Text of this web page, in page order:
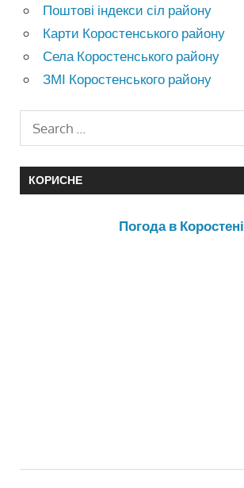
Поштові індекси сіл району
Карти Коростенського району
Села Коростенського району
ЗМІ Коростенського району
КОРИСНЕ
Погода в Коростені